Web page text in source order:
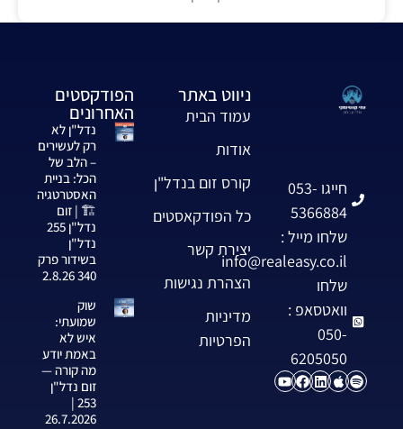
חייגו 053-
5366884
שלחו מייל :
info@realeasy.co.il
שלחו
וואטסאפ :
050-
6205050
ניווט באתר
עמוד הבית
אודות
קורס זום בנדל"ן
כל הפודקאסטים
יצירת קשר
הצהרת נגישות
מדיניות
הפרטיות
הפודקסטים
האחרונים
נדל"ן לא
רק לעשירים
– הלב של
הכל: בניית
האסטרטגיה
🏗️ | זום
נדל"ן 255
נדל"ן
בשידור פרק
340 2.8.26
שוק
שמועתי:
איש לא
באמת יודע
מה קורה —
זום נדל"ן
253 |
26.7.2026